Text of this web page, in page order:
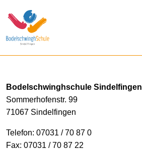
Bodelschwinghschule Sindelfingen
Sommerhofenstr. 99
71067 Sindelfingen
Telefon: 07031 / 70 87 0
Fax: 07031 / 70 87 22